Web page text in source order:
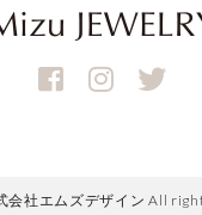
会社エムズデザイン All